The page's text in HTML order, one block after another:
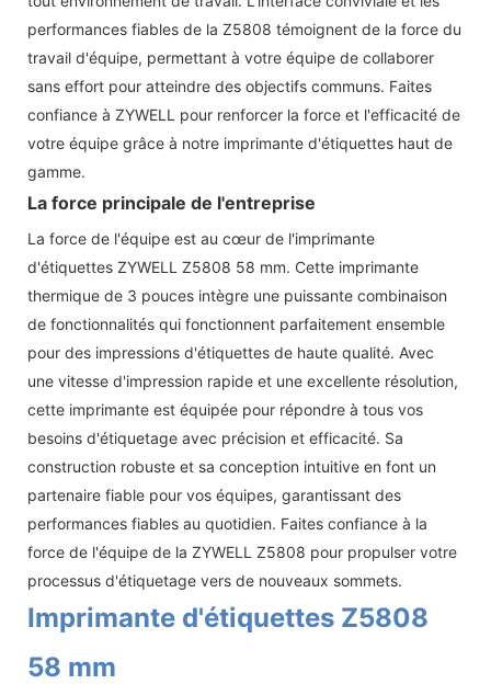
performances fiables de la Z5808 témoignent de la force du
travail d'équipe, permettant à votre équipe de collaborer
sans effort pour atteindre des objectifs communs. Faites
confiance à ZYWELL pour renforcer la force et l'efficacité de
votre équipe grâce à notre imprimante d'étiquettes haut de
gamme.
La force principale de l'entreprise
La force de l'équipe est au cœur de l'imprimante
d'étiquettes ZYWELL Z5808 58 mm. Cette imprimante
thermique de 3 pouces intègre une puissante combinaison
de fonctionnalités qui fonctionnent parfaitement ensemble
pour des impressions d'étiquettes de haute qualité. Avec
une vitesse d'impression rapide et une excellente résolution,
cette imprimante est équipée pour répondre à tous vos
besoins d'étiquetage avec précision et efficacité. Sa
construction robuste et sa conception intuitive en font un
partenaire fiable pour vos équipes, garantissant des
performances fiables au quotidien. Faites confiance à la
force de l'équipe de la ZYWELL Z5808 pour propulser votre
processus d'étiquetage vers de nouveaux sommets.
Imprimante d'étiquettes Z5808
58 mm